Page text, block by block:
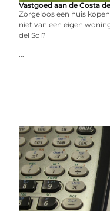
Vastgoed aan de Costa
Zorgeloos een huis
niet van een eigen
del Sol?
...